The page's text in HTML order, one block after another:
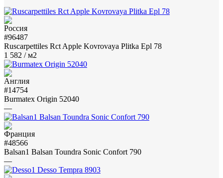
#96487
Ruscarpettiles Rct Apple Kovrovaya Plitka Epl 78
1 582 / м2
#14754
Burmatex Origin 52040
—
#48566
Balsan1 Balsan Toundra Sonic Confort 790
—